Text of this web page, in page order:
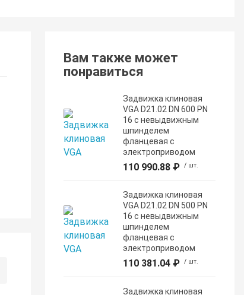
Вам также может
понравиться
Задвижка клиновая
VGA D21.02 DN 600 PN
16 с невыдвижным
шпинделем
фланцевая с
электроприводом
110 990.88 ₽ / шт.
Задвижка клиновая
VGA D21.02 DN 500 PN
16 с невыдвижным
шпинделем
фланцевая с
электроприводом
110 381.04 ₽ / шт.
Задвижка клиновая